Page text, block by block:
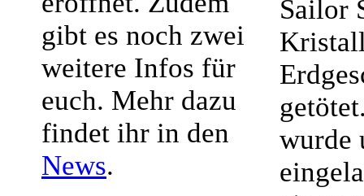
gibt es noch zwei
weitere Infos für
euch. Mehr dazu
findet ihr in den
News.
Sailor
wurde